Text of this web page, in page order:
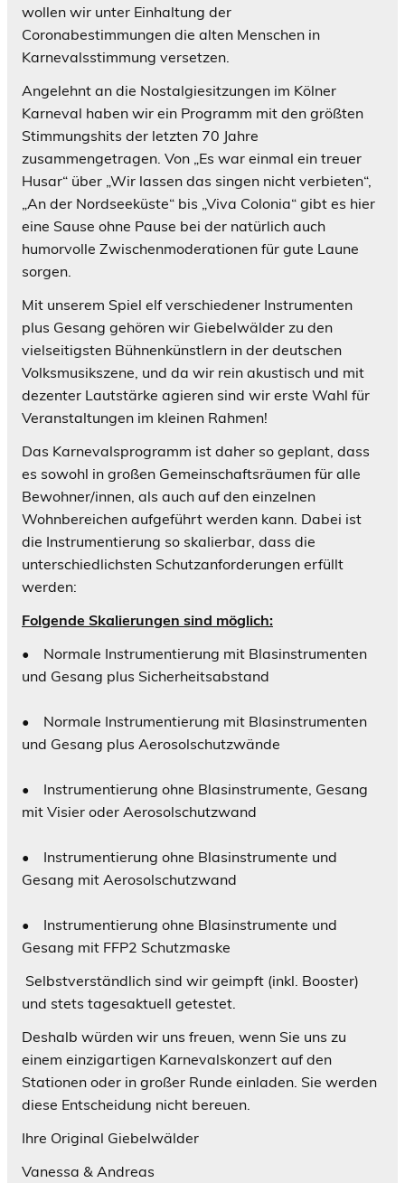
wollen wir unter Einhaltung der
Coronabestimmungen die alten Menschen in
Karnevalsstimmung versetzen.
Angelehnt an die Nostalgiesitzungen im Kölner
Karneval haben wir ein Programm mit den größten
Stimmungshits der letzten 70 Jahre
zusammengetragen. Von „Es war einmal ein treuer
Husar“ über „Wir lassen das singen nicht verbieten“,
„An der Nordseeküste“ bis „Viva Colonia“ gibt es hier
eine Sause ohne Pause bei der natürlich auch
humorvolle Zwischenmoderationen für gute Laune
sorgen.
Mit unserem Spiel elf verschiedener Instrumenten
plus Gesang gehören wir Giebelwälder zu den
vielseitigsten Bühnenkünstlern in der deutschen
Volksmusikszene, und da wir rein akustisch und mit
dezenter Lautstärke agieren sind wir erste Wahl für
Veranstaltungen im kleinen Rahmen!
Das Karnevalsprogramm ist daher so geplant, dass
es sowohl in großen Gemeinschaftsräumen für alle
Bewohner/innen, als auch auf den einzelnen
Wohnbereichen aufgeführt werden kann. Dabei ist
die Instrumentierung so skalierbar, dass die
unterschiedlichsten Schutzanforderungen erfüllt
werden:
Folgende Skalierungen sind möglich:
• Normale Instrumentierung mit Blasinstrumenten
und Gesang plus Sicherheitsabstand
• Normale Instrumentierung mit Blasinstrumenten
und Gesang plus Aerosolschutzwände
• Instrumentierung ohne Blasinstrumente, Gesang
mit Visier oder Aerosolschutzwand
• Instrumentierung ohne Blasinstrumente und
Gesang mit Aerosolschutzwand
• Instrumentierung ohne Blasinstrumente und
Gesang mit FFP2 Schutzmaske
Selbstverständlich sind wir geimpft (inkl. Booster)
und stets tagesaktuell getestet.
Deshalb würden wir uns freuen, wenn Sie uns zu
einem einzigartigen Karnevalskonzert auf den
Stationen oder in großer Runde einladen. Sie werden
diese Entscheidung nicht bereuen.
Ihre Original Giebelwälder
Vanessa & Andreas